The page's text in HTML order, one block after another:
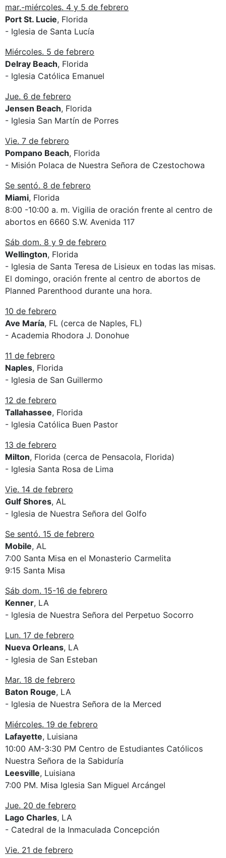
mar.-miércoles. 4 y 5 de febrero
Port St. Lucie, Florida
- Iglesia de Santa Lucía
Miércoles. 5 de febrero
Delray Beach, Florida
- Iglesia Católica Emanuel
Jue. 6 de febrero
Jensen Beach, Florida
- Iglesia San Martín de Porres
Vie. 7 de febrero
Pompano Beach, Florida
- Misión Polaca de Nuestra Señora de Czestochowa
Se sentó. 8 de febrero
Miami, Florida
8:00 -10:00 a. m. Vigilia de oración frente al centro de
abortos en 6660 S.W. Avenida 117
Sáb dom. 8 y 9 de febrero
Wellington, Florida
- Iglesia de Santa Teresa de Lisieux en todas las misas.
El domingo, oración frente al centro de abortos de
Planned Parenthood durante una hora.
10 de febrero
Ave María, FL (cerca de Naples, FL)
- Academia Rhodora J. Donohue
11 de febrero
Naples, Florida
- Iglesia de San Guillermo
12 de febrero
Tallahassee, Florida
- Iglesia Católica Buen Pastor
13 de febrero
Milton, Florida (cerca de Pensacola, Florida)
- Iglesia Santa Rosa de Lima
Vie. 14 de febrero
Gulf Shores, AL
- Iglesia de Nuestra Señora del Golfo
Se sentó. 15 de febrero
Mobile, AL
7:00 Santa Misa en el Monasterio Carmelita
9:15 Santa Misa
Sáb dom. 15-16 de febrero
Kenner, LA
- Iglesia de Nuestra Señora del Perpetuo Socorro
Lun. 17 de febrero
Nueva Orleans, LA
- Iglesia de San Esteban
Mar. 18 de febrero
Baton Rouge, LA
- Iglesia de Nuestra Señora de la Merced
Miércoles. 19 de febrero
Lafayette, Luisiana
10:00 AM-3:30 PM Centro de Estudiantes Católicos
Nuestra Señora de la Sabiduría
Leesville, Luisiana
7:00 PM. Misa Iglesia San Miguel Arcángel
Jue. 20 de febrero
Lago Charles, LA
- Catedral de la Inmaculada Concepción
Vie. 21 de febrero